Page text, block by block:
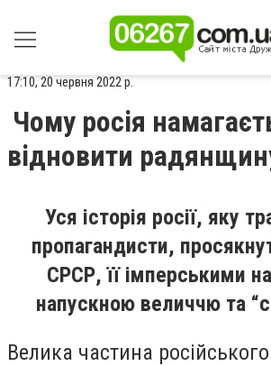
17:10, 20 червня 2022 р.
Чому росія
відновити
Уся історія росії, яку
пропагандисти,
СРСР, її імперськими
напускною величчю та
Велика частина